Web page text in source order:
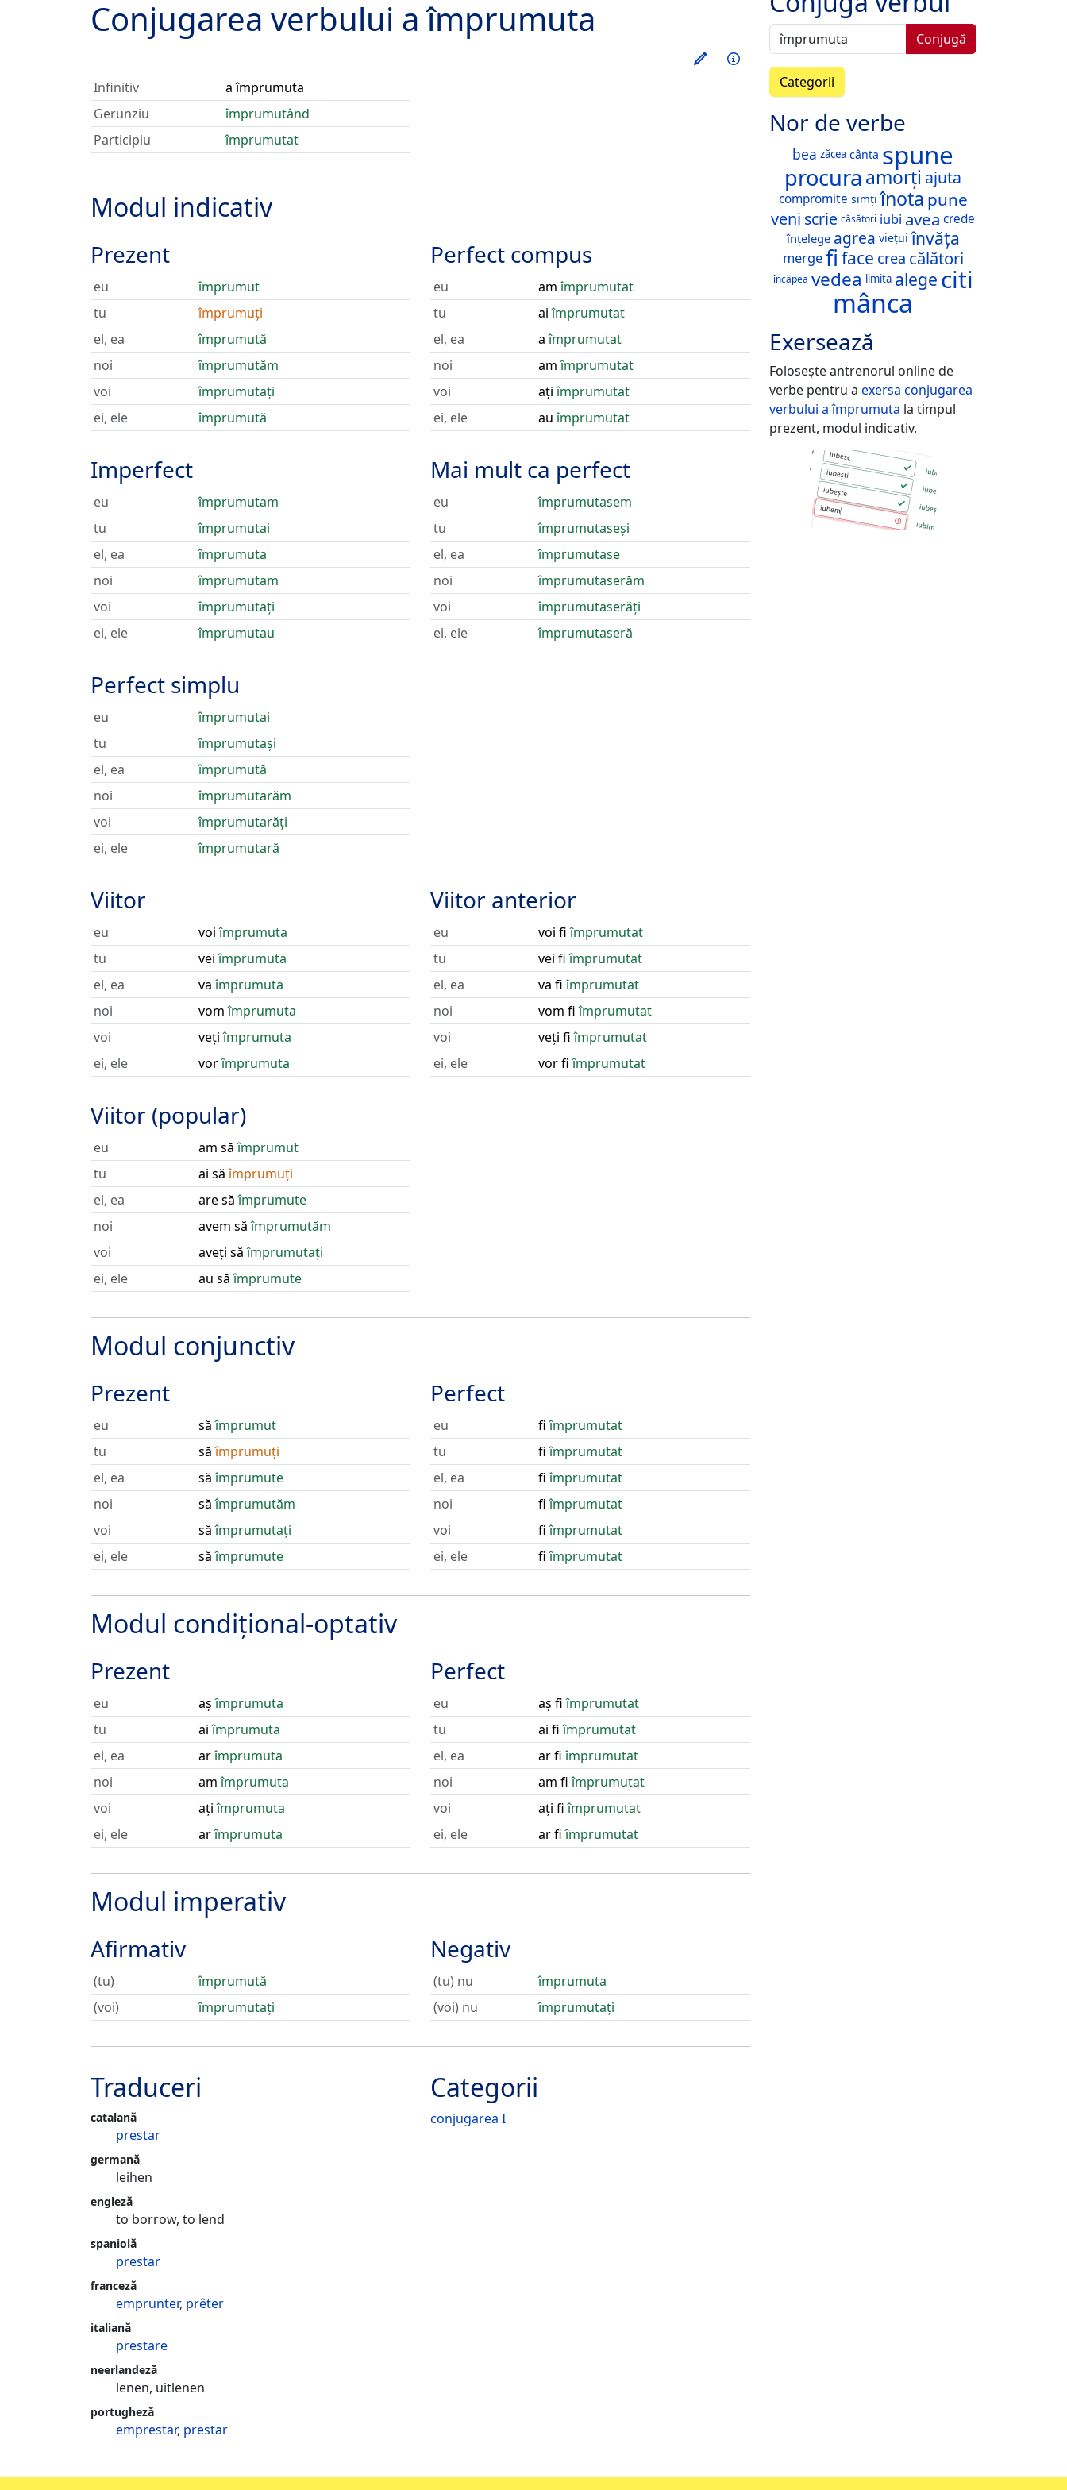
Conjugarea verbului a împrumuta
Exersează acest verb
Informații
Infinitiv
a împrumuta
Gerunziu
împrumutând
Participiu
împrumutat
Modul indicativ
Prezent
eu
împrumut
tu
împrumuți
el, ea
împrumută
noi
împrumutăm
voi
împrumutați
ei, ele
împrumută
Imperfect
eu
împrumutam
tu
împrumutai
el, ea
împrumuta
noi
împrumutam
voi
împrumutați
ei, ele
împrumutau
Perfect simplu
eu
împrumutai
tu
împrumutași
el, ea
împrumută
noi
împrumutarăm
voi
împrumutarăți
ei, ele
împrumutară
Perfect compus
eu amîmprumutat
tu
aiîmprumutat
el, ea
aîmprumutat
noi
amîmprumutat
voi
ațiîmprumutat
ei, ele
auîmprumutat
Mai mult ca perfect
eu
împrumutasem
tu
împrumutaseși
el, ea
împrumutase
noi
împrumutaserăm
voi
împrumutaserăți
ei, ele
împrumutaseră
Viitor
eu voiîmprumuta
tu
veiîmprumuta
el, ea
vaîmprumuta
noi
vomîmprumuta
voi
vețiîmprumuta
ei, ele
vorîmprumuta
Viitor (popular)
eu am săîmprumut
tu
ai săîmprumuți
el, ea
are săîmprumute
noi
avem săîmprumutăm
voi
aveți săîmprumutați
ei, ele
au săîmprumute
Viitor anterior
eu voi fiîmprumutat
tu
vei fiîmprumutat
el, ea
va fiîmprumutat
noi
vom fiîmprumutat
voi
veți fiîmprumutat
ei, ele
vor fiîmprumutat
Modul conjunctiv
Prezent
eu săîmprumut
tu
săîmprumuți
el, ea
săîmprumute
noi
săîmprumutăm
voi
săîmprumutați
ei, ele
săîmprumute
Perfect
eu fiîmprumutat
tu
fiîmprumutat
el, ea
fiîmprumutat
noi
fiîmprumutat
voi
fiîmprumutat
ei, ele
fiîmprumutat
Modul condițional-optativ
Prezent
eu așîmprumuta
tu
aiîmprumuta
el, ea
arîmprumuta
noi
amîmprumuta
voi
ațiîmprumuta
ei, ele
arîmprumuta
Perfect
eu aș fiîmprumutat
tu
ai fiîmprumutat
el, ea
ar fiîmprumutat
noi
am fiîmprumutat
voi
ați fiîmprumutat
ei, ele
ar fiîmprumutat
Modul imperativ
Afirmativ
(tu)
împrumută
(voi)
împrumutați
Negativ
(tu) nu
împrumuta
(voi) nu
împrumutați
Categorii
conjugarea I
Traduceri
catalană
prestar
germană
leihen
engleză
to borrow, to lend
spaniolă
prestar
franceză
emprunter, prêter
italiană
prestare
neerlandeză
lenen, uitlenen
portugheză
emprestar, prestar
Conjugă
Categorii
Nor de verbe
bea zăcea cânta spune
procura amorți ajuta
compromite simți înota pune
veni scrie căsători iubi avea crede
înțelege agrea viețui învăța
mergefi face crea călători
încăpea vedea limita alege citi
mânca
Exersează
Folosește antrenorul online de
verbe pentru a exersa conjugarea
verbului a împrumuta la timpul
prezent, modul indicativ.